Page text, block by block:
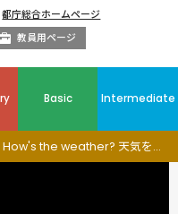
都庁総合ホームページ
教員用ページ
Basic Intermediate
ユニット2-2 How's the weather? 天気をたずねてみよう